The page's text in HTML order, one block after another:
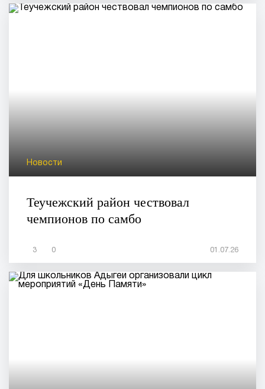
Новости
Теучежский район чествовал
чемпионов по самбо
3 0 01.07.26